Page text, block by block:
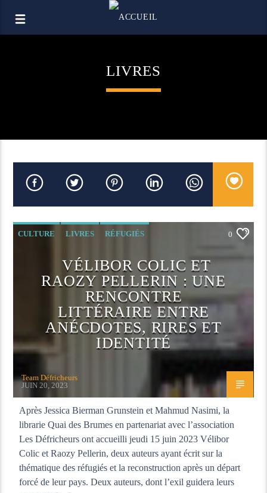
LIVRES
CULTURE LIVRES RÉFUGIÉS 0
VÉLIBOR COLIC ET
RAOZY PELLERIN : UNE
RENCONTRE
LITTÉRAIRE ENTRE
ANÉCDOTES, RIRES ET
IDENTITÉ
Team Défricheurs
JUIN 20, 2023
Après Jessica Bierman Grunstein et Mahmud Nasimi, la
librarie Quai des Brumes en partenariat avec l’association
Les Défricheurs ont accueilli jeudi 15 juin 2023 Vélibor
Colic et Raozy Pellerin, deux auteurs ayant écrit sur la
thématique des réfugiés et la reconstruction après un départ
forcé de leur pays. Deux auteurs, dont l’exil guidera leurs